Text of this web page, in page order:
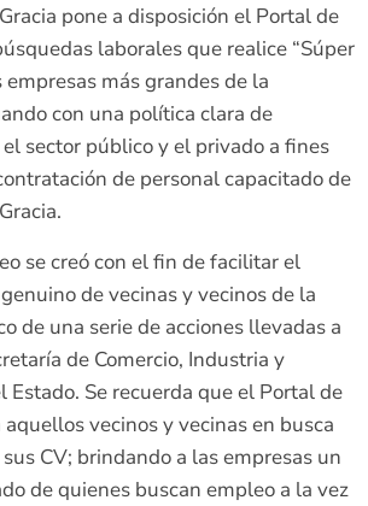
pone a disposición el Portal de
laborales que realice “Súper
empresas más grandes de la
con una política clara de
sector público y el privado a fines
de personal capacitado de
se creó con el fin de facilitar el
de vecinas y vecinos de la
de una serie de acciones llevadas a
de Comercio, Industria y
Estado. Se recuerda que el Portal de
vecinos y vecinas en busca
CV; brindando a las empresas un
de quienes buscan empleo a la vez